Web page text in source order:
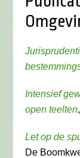
Intensief
open teelten
Let op de
De